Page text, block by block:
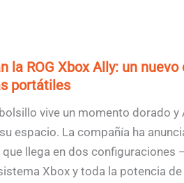
la ROG Xbox Ally: un
portátiles
vive un momento dorado y
espacio. La compañía ha
que llega en dos configuraciones
Xbox y toda la potencia